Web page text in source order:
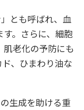
とも呼ばれ、血
。さらに、細胞
老化の予防にも
、ひまわり油な
生成を助ける重